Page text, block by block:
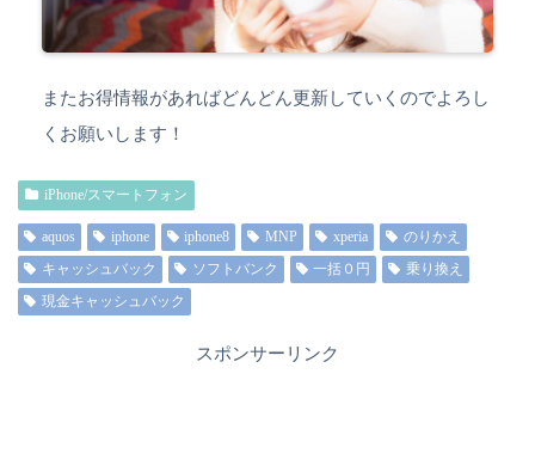
またお得情報があればどんどん更新していくのでよろし
くお願いします！
iPhone/スマートフォン
aquos iphone iphone8 MNP xperia
のりかえ
キャッシュバック
ソフトバンク 一括０円
乗り換え
現金キャッシュバック
スポンサーリンク